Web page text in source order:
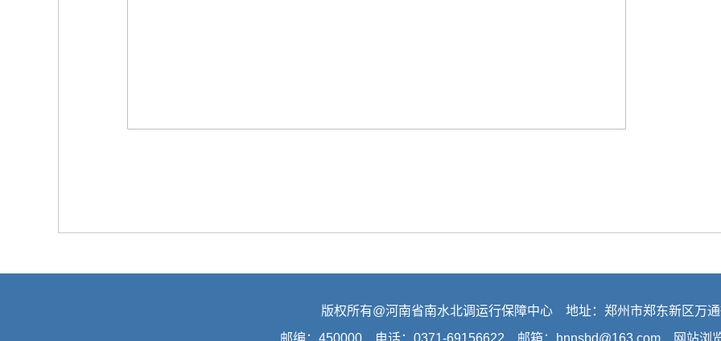
版权所有@河南省南水北调运行保障中心 地址：郑州市郑东新区万